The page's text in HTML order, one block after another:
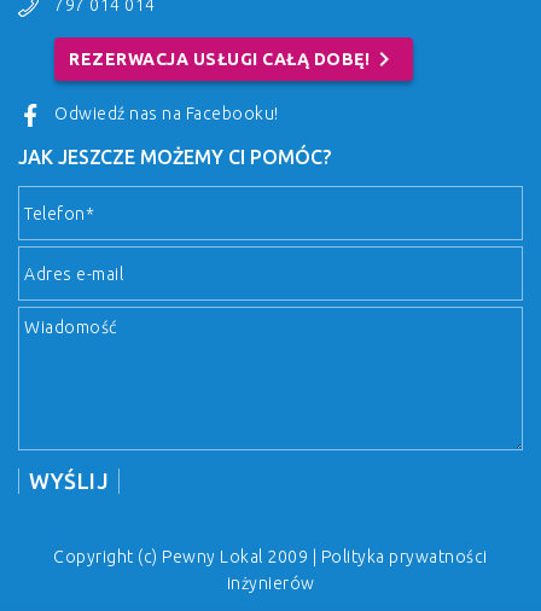
797 014 014
REZERWACJA USŁUGI CAŁĄ DOBĘ! chevron_right
Odwiedź nas na Facebooku!
JAK JESZCZE MOŻEMY CI POMÓC?
Copyright (c) Pewny Lokal 2009 | Polityka prywatności
inżynierów